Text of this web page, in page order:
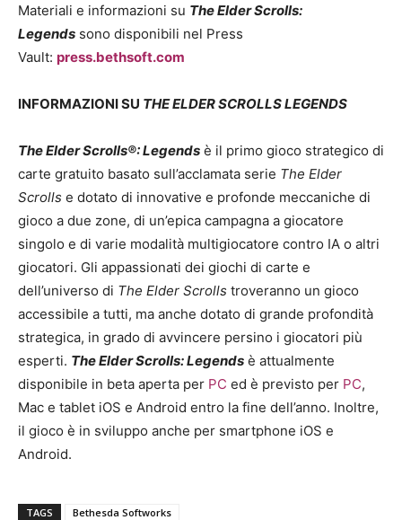
Materiali e informazioni su The Elder Scrolls:
Legends sono disponibili nel Press
Vault: press.bethsoft.com
INFORMAZIONI SU THE ELDER SCROLLS LEGENDS
The Elder Scrolls®: Legends è il primo gioco strategico di
carte gratuito basato sull’acclamata serie The Elder
Scrolls e dotato di innovative e profonde meccaniche di
gioco a due zone, di un’epica campagna a giocatore
singolo e di varie modalità multigiocatore contro IA o altri
giocatori. Gli appassionati dei giochi di carte e
dell’universo di The Elder Scrolls troveranno un gioco
accessibile a tutti, ma anche dotato di grande profondità
strategica, in grado di avvincere persino i giocatori più
esperti. The Elder Scrolls: Legends è attualmente
disponibile in beta aperta per PC ed è previsto per PC,
Mac e tablet iOS e Android entro la fine dell’anno. Inoltre,
il gioco è in sviluppo anche per smartphone iOS e
Android.
TAGS Bethesda Softworks